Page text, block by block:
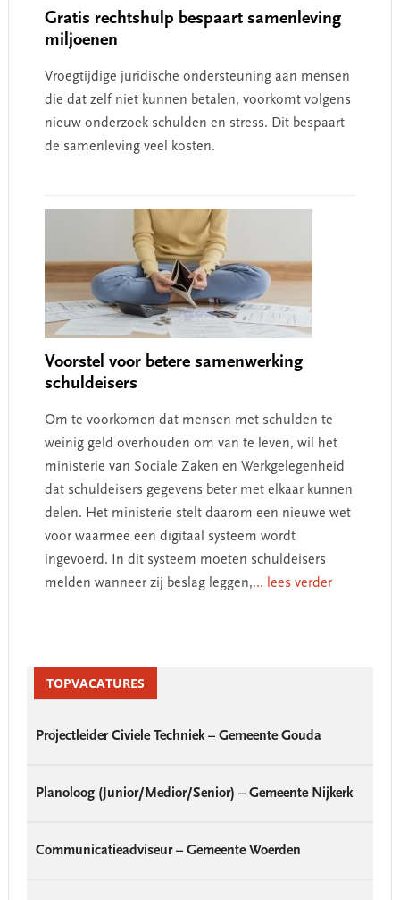
Gratis rechtshulp bespaart samenleving
miljoenen
Vroegtijdige juridische ondersteuning aan mensen
die dat zelf niet kunnen betalen, voorkomt volgens
nieuw onderzoek schulden en stress. Dit bespaart
de samenleving veel kosten.
Voorstel voor betere samenwerking
schuldeisers
Om te voorkomen dat mensen met schulden te
weinig geld overhouden om van te leven, wil het
ministerie van Sociale Zaken en Werkgelegenheid
dat schuldeisers gegevens beter met elkaar kunnen
delen. Het ministerie stelt daarom een nieuwe wet
voor waarmee een digitaal systeem wordt
ingevoerd. In dit systeem moeten schuldeisers
melden wanneer zij beslag leggen,... lees verder
SidebarTOPVACATURES
Projectleider Civiele Techniek – Gemeente Gouda
Planoloog (Junior/Medior/Senior) – Gemeente Nijkerk
Communicatieadviseur – Gemeente Woerden